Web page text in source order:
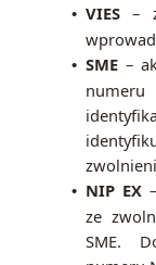
• VIES –
• SME –
numeru
• NIP EX–
ze
SME.